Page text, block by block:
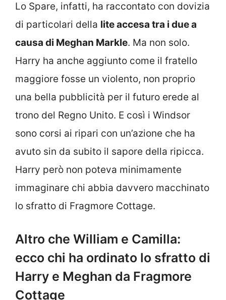
Lo Spare, infatti, ha raccontato con dovizia
di particolari della lite accesa tra i due a
causa di Meghan Markle. Ma non solo.
Harry ha anche aggiunto come il fratello
maggiore fosse un violento, non proprio
una bella pubblicità per il futuro erede al
trono del Regno Unito. E così i Windsor
sono corsi ai ripari con un’azione che ha
avuto sin da subito il sapore della ripicca.
Harry però non poteva minimamente
immaginare chi abbia davvero macchinato
lo sfratto di Fragmore Cottage.
Altro che William e Camilla:
ecco chi ha ordinato lo sfratto di
Harry e Meghan da Fragmore
Cottage